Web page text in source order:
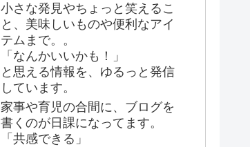
小さな発見やちょっと笑えるこ
と、美味しいものや便利なアイ
テムまで。。
「なんかいいかも！」
と思える情報を、ゆるっと発信
しています。
家事や育児の合間に、ブログを
書くのが日課になってます。
「共感できる」